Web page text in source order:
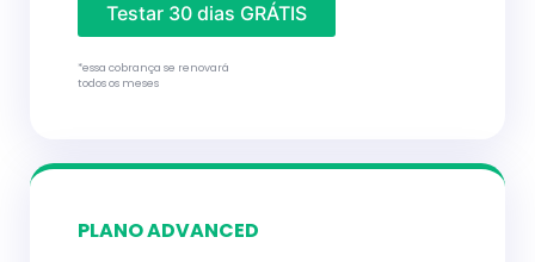
Testar 30 dias GRÁTIS
*essa cobrança se renovará
todos os meses
PLANO ADVANCED